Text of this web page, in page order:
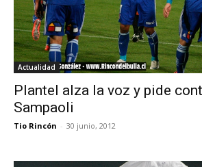
Actualidad
Plantel alza la voz y pide
Sampaoli
Tio Rincón - 30 junio, 2012